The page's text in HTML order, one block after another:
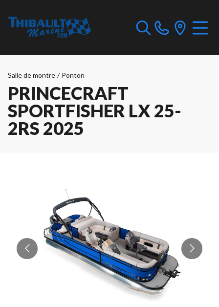
Salle de montre / Ponton
PRINCECRAFT
SPORTFISHER LX 25-
2RS 2025